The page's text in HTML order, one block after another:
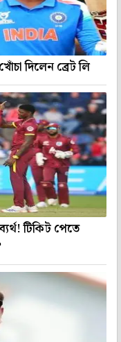
দিলেন ব্রেট লি
টিকিট পেতে